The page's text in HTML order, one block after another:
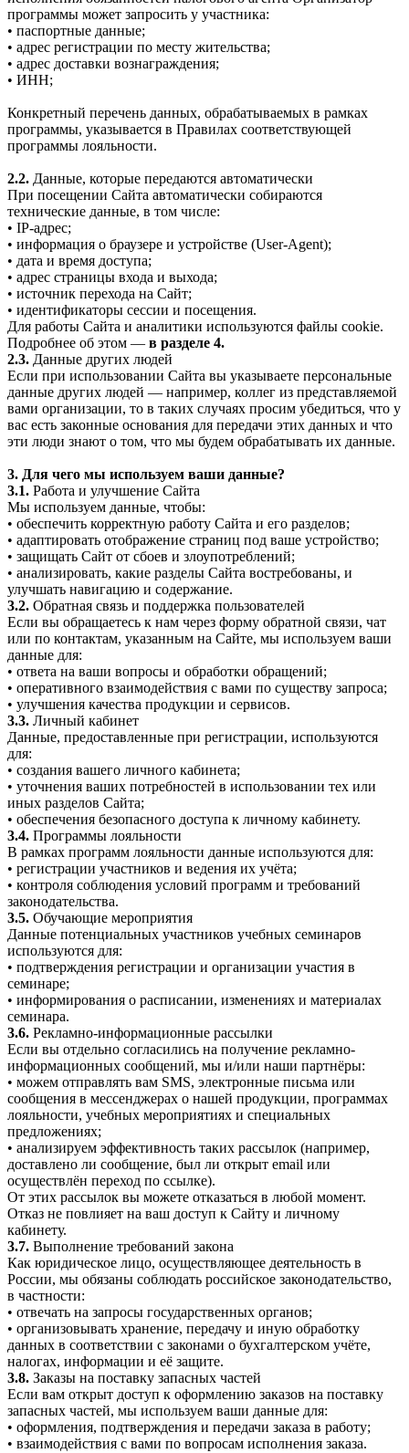
программы может запросить у участника:
• паспортные данные;
• адрес регистрации по месту жительства;
• адрес доставки вознаграждения;
• ИНН;
Конкретный перечень данных, обрабатываемых в рамках
программы, указывается в Правилах соответствующей
программы лояльности.
2.2. Данные, которые передаются автоматически
При посещении Сайта автоматически собираются
технические данные, в том числе:
• IP-адрес;
• информация о браузере и устройстве (User-Agent);
• дата и время доступа;
• адрес страницы входа и выхода;
• источник перехода на Сайт;
• идентификаторы сессии и посещения.
Для работы Сайта и аналитики используются файлы cookie.
Подробнее об этом — в разделе 4.
2.3. Данные других людей
Если при использовании Сайта вы указываете персональные
данные других людей — например, коллег из представляемой
вами организации, то в таких случаях просим убедиться, что у
вас есть законные основания для передачи этих данных и что
эти люди знают о том, что мы будем обрабатывать их данные.
3. Для чего мы используем ваши данные?
3.1. Работа и улучшение Сайта
Мы используем данные, чтобы:
• обеспечить корректную работу Сайта и его разделов;
• адаптировать отображение страниц под ваше устройство;
• защищать Сайт от сбоев и злоупотреблений;
• анализировать, какие разделы Сайта востребованы, и
улучшать навигацию и содержание.
3.2. Обратная связь и поддержка пользователей
Если вы обращаетесь к нам через форму обратной связи, чат
или по контактам, указанным на Сайте, мы используем ваши
данные для:
• ответа на ваши вопросы и обработки обращений;
• оперативного взаимодействия с вами по существу запроса;
• улучшения качества продукции и сервисов.
3.3. Личный кабинет
Данные, предоставленные при регистрации, используются
для:
• создания вашего личного кабинета;
• уточнения ваших потребностей в использовании тех или
иных разделов Сайта;
• обеспечения безопасного доступа к личному кабинету.
3.4. Программы лояльности
В рамках программ лояльности данные используются для:
• регистрации участников и ведения их учёта;
• контроля соблюдения условий программ и требований
законодательства.
3.5. Обучающие мероприятия
Данные потенциальных участников учебных семинаров
используются для:
• подтверждения регистрации и организации участия в
семинаре;
• информирования о расписании, изменениях и материалах
семинара.
3.6. Рекламно-информационные рассылки
Если вы отдельно согласились на получение рекламно-
информационных сообщений, мы и/или наши партнёры:
• можем отправлять вам SMS, электронные письма или
сообщения в мессенджерах о нашей продукции, программах
лояльности, учебных мероприятиях и специальных
предложениях;
• анализируем эффективность таких рассылок (например,
доставлено ли сообщение, был ли открыт email или
осуществлён переход по ссылке).
От этих рассылок вы можете отказаться в любой момент.
Отказ не повлияет на ваш доступ к Сайту и личному
кабинету.
3.7. Выполнение требований закона
Как юридическое лицо, осуществляющее деятельность в
России, мы обязаны соблюдать российское законодательство,
в частности:
• отвечать на запросы государственных органов;
• организовывать хранение, передачу и иную обработку
данных в соответствии с законами о бухгалтерском учёте,
налогах, информации и её защите.
3.8. Заказы на поставку запасных частей
Если вам открыт доступ к оформлению заказов на поставку
запасных частей, мы используем ваши данные для:
• оформления, подтверждения и передачи заказа в работу;
• взаимодействия с вами по вопросам исполнения заказа.